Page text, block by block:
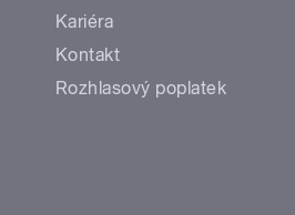
Kariéra
Kontakt
Rozhlasový poplatek